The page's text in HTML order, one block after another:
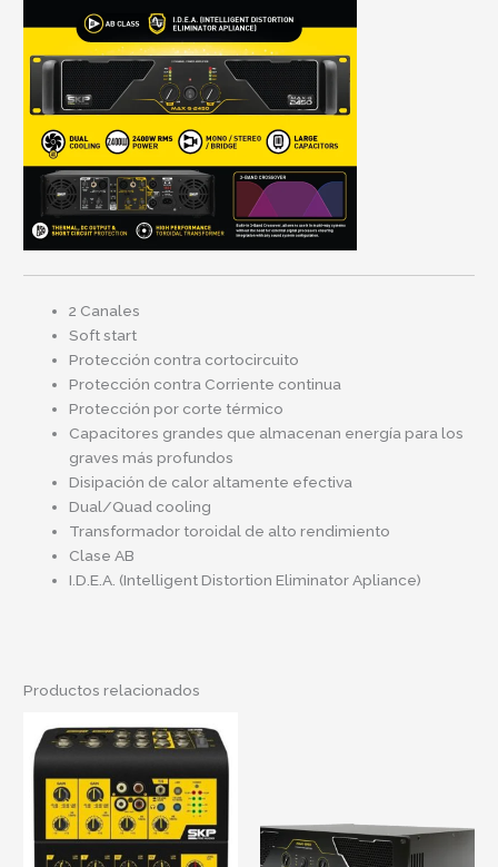
2 Canales
Soft start
Protección contra cortocircuito
Protección contra Corriente continua
Protección por corte térmico
Capacitores grandes que almacenan energía para los
graves más profundos
Disipación de calor altamente efectiva
Dual/Quad cooling
Transformador toroidal de alto rendimiento
Clase AB
I.D.E.A. (Intelligent Distortion Eliminator Apliance)
Productos relacionados